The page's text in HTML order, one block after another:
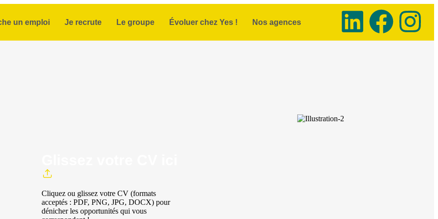
un emploi Je recrute Le groupe Évoluer chez Yes ! Nos agences
Cliquez ou glissez votre CV (formats
acceptés : PDF, PNG, JPG, DOCX) pour
dénicher les opportunités qui vous